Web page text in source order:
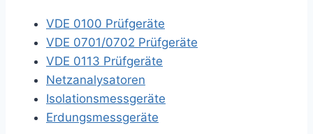
VDE 0100 Prüfgeräte
VDE 0701/0702 Prüfgeräte
VDE 0113 Prüfgeräte
Netzanalysatoren
Isolationsmessgeräte
Erdungsmessgeräte